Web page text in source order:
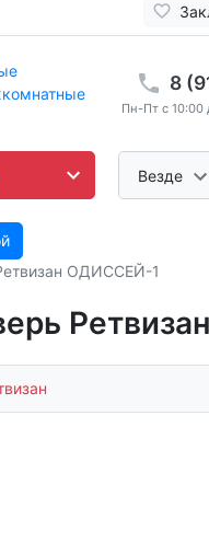
8
Пн-Пт с 10:00
Везде
ОДИССЕЙ-1